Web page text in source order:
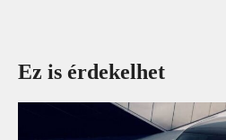
Ez is érdekelhet